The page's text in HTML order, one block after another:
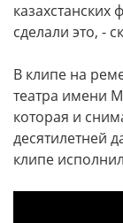
сделали это, -
В клипе на
театра имени
которая и
десятилетней
клипе